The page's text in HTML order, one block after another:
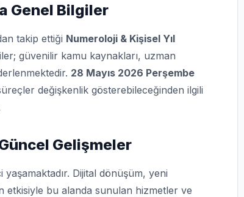
Genel Bilgiler
takip ettiği Numeroloji & Kişisel Yıl
güvenilir kamu kaynakları, uzman
28 Mayıs 2026 Perşembe
değişkenlik gösterebileceğinden ilgili
Gelişmeler
Dijital dönüşüm, yeni
etkisiyle bu alanda sunulan hizmetler ve